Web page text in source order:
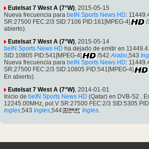
Eutelsat 7 West A (7°W), 2015-05-15
Nueva frecuencia para beIN Sports News HD:
SR:27500 FEC:2/3 SID:7106 PID:161[MPEG-4]
/
abierto).
Eutelsat 7 West A (7°W), 2015-05-14
beIN Sports News HD ha dejado de emitir en
SID:10805 PID:541[MPEG-4]
/542 Arabo,543
Nueva frecuencia para beIN Sports News HD:
SR:27500 FEC:2/3 SID:10805 PID:541[MPEG-4]
En abierto).
Eutelsat 7 West A (7°W) , 2014-01-01
Inicio de beIN Sports News HD (Qatar) en DVB-S2 ,
12245.00MHz, pol.V SR:27500 FEC:2/3 SID:5305
Ingles,543 Ingles,544 Ingles.